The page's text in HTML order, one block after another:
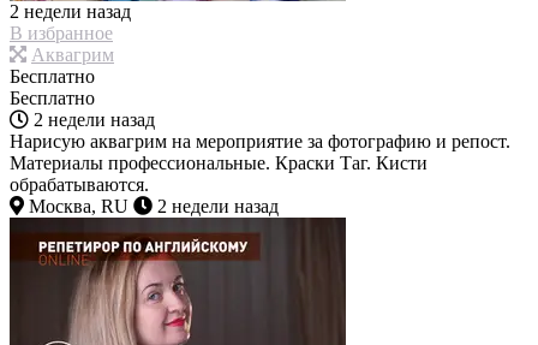
2 недели назад
В избранное
Аквагрим
Бесплатно
Бесплатно
2 недели назад
Нарисую аквагрим на мероприятие за фотографию и репост.
Материалы профессиональные. Краски Таг. Кисти
обрабатываются.
Москва, RU
2 недели назад